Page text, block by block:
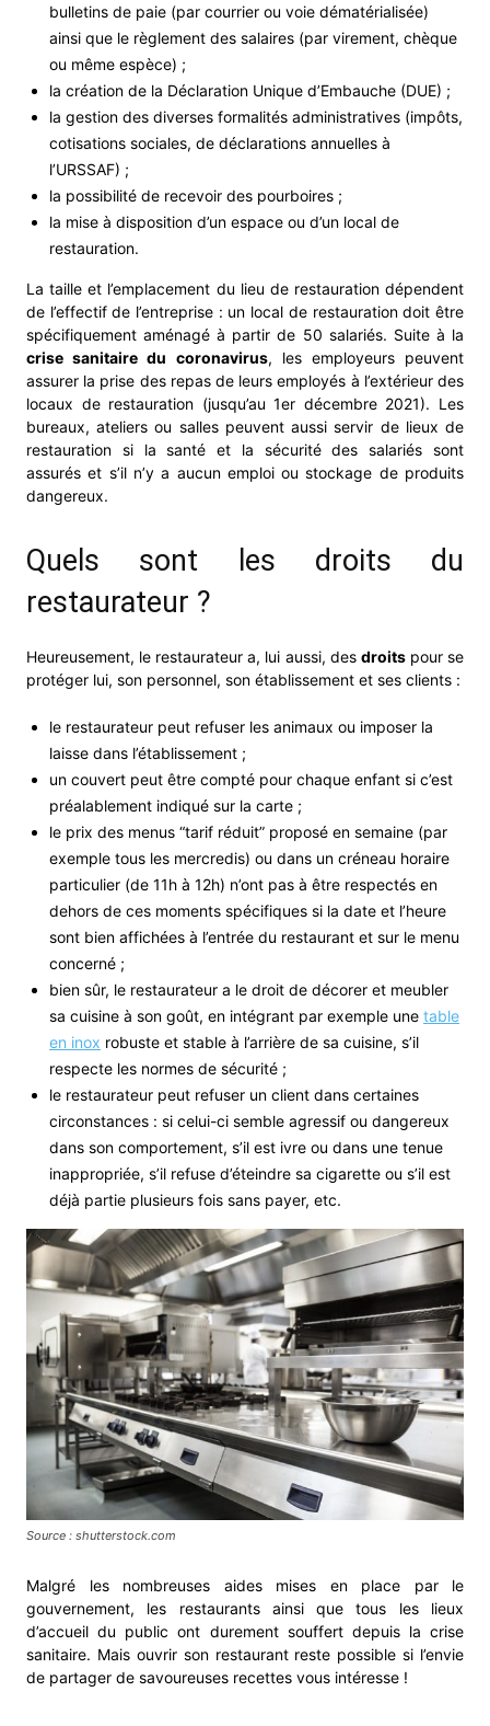
bulletins de paie (par courrier ou voie dématérialisée)
ainsi que le règlement des salaires (par virement, chèque
ou même espèce) ;
la création de la Déclaration Unique d’Embauche (DUE) ;
la gestion des diverses formalités administratives (impôts,
cotisations sociales, de déclarations annuelles à
l’URSSAF) ;
la possibilité de recevoir des pourboires ;
la mise à disposition d’un espace ou d’un local de
restauration.
La taille et l’emplacement du lieu de restauration dépendent
de l’effectif de l’entreprise : un local de restauration doit être
spécifiquement aménagé à partir de 50 salariés. Suite à la
crise sanitaire du coronavirus, les employeurs peuvent
assurer la prise des repas de leurs employés à l’extérieur des
locaux de restauration (jusqu’au 1er décembre 2021). Les
bureaux, ateliers ou salles peuvent aussi servir de lieux de
restauration si la santé et la sécurité des salariés sont
assurés et s’il n’y a aucun emploi ou stockage de produits
dangereux.
Quels sont les droits du
restaurateur ?
Heureusement, le restaurateur a, lui aussi, des droitspour se
protéger lui, son personnel, son établissement et ses clients :
le restaurateur peut refuser les animaux ou imposer la
laisse dans l’établissement ;
un couvert peut être compté pour chaque enfant si c’est
préalablement indiqué sur la carte ;
le prix des menus “tarif réduit” proposé en semaine (par
exemple tous les mercredis) ou dans un créneau horaire
particulier (de 11h à 12h) n’ont pas à être respectés en
dehors de ces moments spécifiques si la date et l’heure
sont bien affichées à l’entrée du restaurant et sur le menu
concerné ;
bien sûr, le restaurateur a le droit de décorer et meubler
sa cuisine à son goût, en intégrant par exemple une table
en inox robuste et stable à l’arrière de sa cuisine, s’il
respecte les normes de sécurité ;
le restaurateur peut refuser un client dans certaines
circonstances : si celui-ci semble agressif ou dangereux
dans son comportement, s’il est ivre ou dans une tenue
inappropriée, s’il refuse d’éteindre sa cigarette ou s’il est
déjà partie plusieurs fois sans payer, etc.
Source : shutterstock.com
Malgré les nombreuses aides mises en place par le
gouvernement, les restaurants ainsi que tous les lieux
d’accueil du public ont durement souffert depuis la crise
sanitaire. Mais ouvrir son restaurant reste possible si l’envie
de partager de savoureuses recettes vous intéresse !